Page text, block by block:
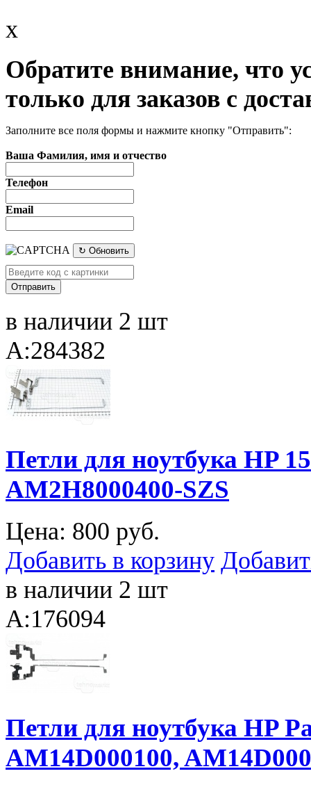
x
Обратите внимание, что
только для заказов с
Заполните все поля формы и нажмите кнопку "Отправить":
Ваша Фамилия, имя и отчество
Телефон
Email
↻ Обновить
в наличии 2 шт
A:284382
Петли для ноутбука HP
AM2H8000400-SZS
Цена: 800 руб.
Добавить в корзину
в наличии 2 шт
A:176094
Петли для ноутбука HP
AM14D000100,